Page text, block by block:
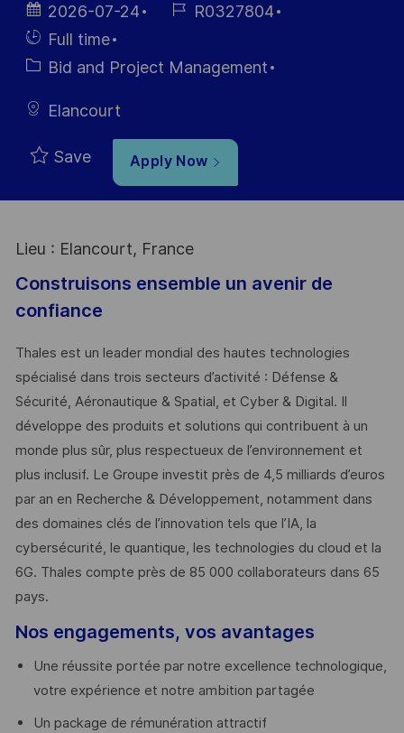
Posted
Date
2026-07-24
Job R0327804
Hiring
Type
Full time
CategoryBid and Project Management
Elancourt
Save Apply Now
Lieu : Elancourt, France
Construisons ensemble un avenir de
confiance
Thales est un leader mondial des hautes technologies
spécialisé dans trois secteurs d’activité : Défense &
Sécurité, Aéronautique & Spatial, et Cyber & Digital. Il
développe des produits et solutions qui contribuent à un
monde plus sûr, plus respectueux de l’environnement et
plus inclusif. Le Groupe investit près de 4,5 milliards d’euros
par an en Recherche & Développement, notamment dans
des domaines clés de l’innovation tels que l’IA, la
cybersécurité, le quantique, les technologies du cloud et la
6G. Thales compte près de 85 000 collaborateurs dans 65
pays. ​
Nos engagements, vos avantages
Une réussite portée par notre excellence technologique,
votre expérience et notre ambition partagée
Un package de rémunération attractif